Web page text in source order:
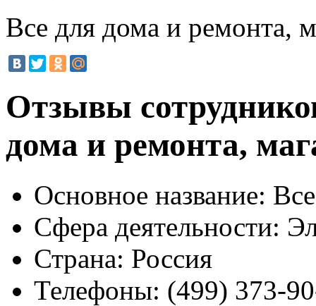
Все для дома и ремонта,
Отзывы
дома и ремонта,
Основное название:
Сфера деятельности:
Страна: Россия
Телефоны: (499) 373-